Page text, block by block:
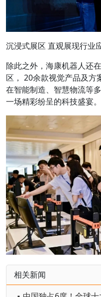
沉浸式展区 直观展现行业
除此之外，海康机器人还
区， 20余款视觉产品及方
在智能制造、智慧物流等
一场精彩纷呈的科技盛宴。
相关新闻